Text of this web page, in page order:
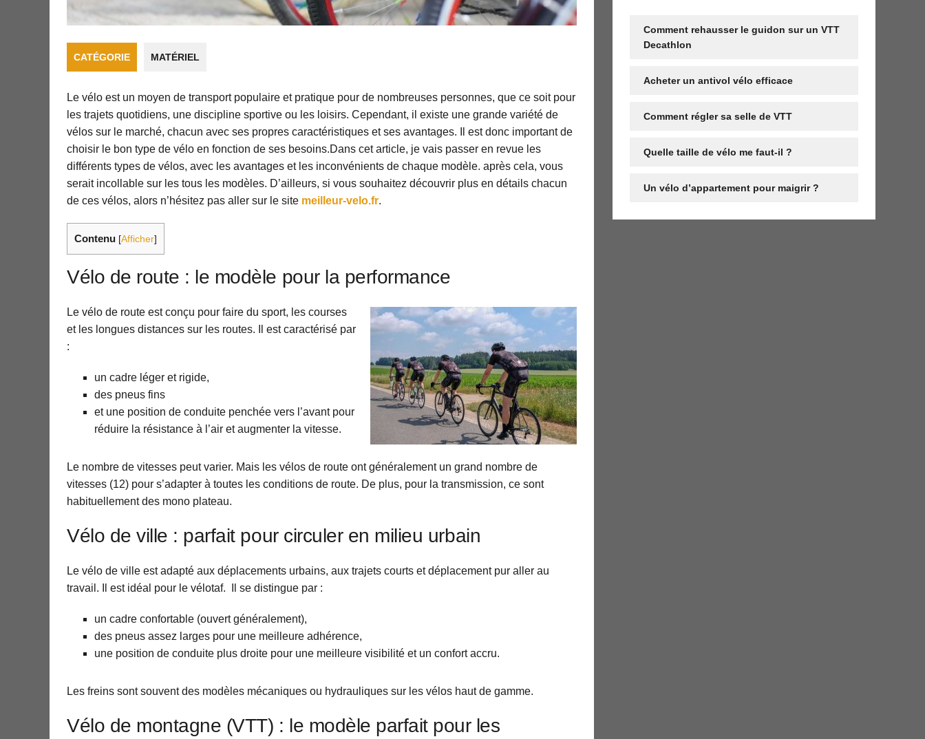
CATÉGORIE MATÉRIEL
Le vélo est un moyen de transport populaire et pratique pour de nombreuses personnes, que ce soit pour
les trajets quotidiens, une discipline sportive ou les loisirs. Cependant, il existe une grande variété de
vélos sur le marché, chacun avec ses propres caractéristiques et ses avantages. Il est donc important de
choisir le bon type de vélo en fonction de ses besoins.Dans cet article, je vais passer en revue les
différents types de vélos, avec les avantages et les inconvénients de chaque modèle. après cela, vous
serait incollable sur les tous les modèles. D’ailleurs, si vous souhaitez découvrir plus en détails chacun
de ces vélos, alors n’hésitez pas aller sur le site meilleur-velo.fr.
Contenu [Afficher]
Vélo de route : le modèle pour la performance
Le vélo de route est conçu pour faire du sport, les courses
et les longues distances sur les routes. Il est caractérisé par
:
un cadre léger et rigide,
des pneus fins
et une position de conduite penchée vers l’avant pour
réduire la résistance à l’air et augmenter la vitesse.
Le nombre de vitesses peut varier. Mais les vélos de route ont généralement un grand nombre de
vitesses (12) pour s’adapter à toutes les conditions de route. De plus, pour la transmission, ce sont
habituellement des mono plateau.
Vélo de ville : parfait pour circuler en milieu urbain
Le vélo de ville est adapté aux déplacements urbains, aux trajets courts et déplacement pur aller au
travail. Il est idéal pour le vélotaf. Il se distingue par :
un cadre confortable (ouvert généralement),
des pneus assez larges pour une meilleure adhérence,
une position de conduite plus droite pour une meilleure visibilité et un confort accru.
Les freins sont souvent des modèles mécaniques ou hydrauliques sur les vélos haut de gamme.
Vélo de montagne (VTT) : le modèle parfait pour les
Comment rehausser le guidon sur un VTT
Decathlon
Acheter un antivol vélo efficace
Comment régler sa selle de VTT
Quelle taille de vélo me faut-il ?
Un vélo d’appartement pour maigrir ?